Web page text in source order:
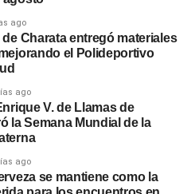
ago
de Charata entregó materiales
el Polideportivo
ago
V. de Llamas de
la Semana Mundial de la
ago
se mantiene como la